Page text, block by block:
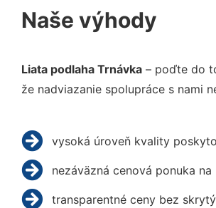
Naše výhody
Liata podlaha Trnávka – poďte do
že nadviazanie spolupráce s nami
vysoká úroveň kvality
nezáväzná cenová ponuka na
transparentné ceny bez